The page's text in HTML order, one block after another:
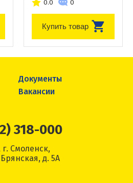
0.0 0
Купить товар
Документы
Вакансии
318-000
г. Смоленск,
д. 5А